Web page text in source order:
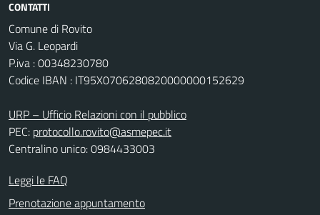
CONTATTI
Comune di Rovito
Via G. Leopardi
P.iva : 00348230780
Codice IBAN : IT95X0706280820000000152629
URP – Ufficio Relazioni con il pubblico
PEC: protocollo.rovito@asmepec.it
Centralino unico: 0984433003
Leggi le FAQ
Prenotazione appuntamento